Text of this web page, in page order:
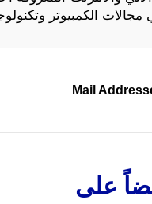
الكمبيوتر
على